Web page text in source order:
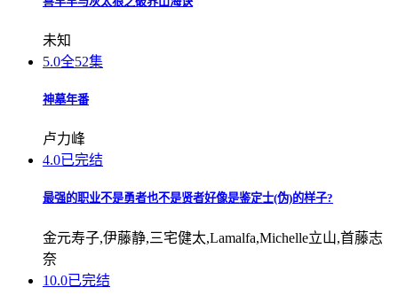
未知
5.0全52集
神墓年番
卢力峰
4.0已完结
最强的职业不是勇者也不是贤者好像是鉴定士(伪)的样子?
金元寿子,伊藤静,三宅健太,Lamalfa,Michelle立山,首藤志
奈
10.0已完结